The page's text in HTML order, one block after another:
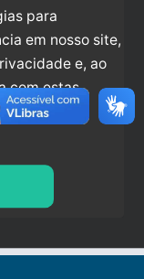
para
em nosso site,
e, ao
com estas